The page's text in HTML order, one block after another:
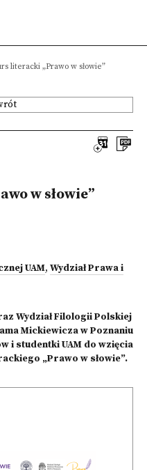
literacki „Prawo w słowie”
w słowie”
UAM, Wydział Prawa i
Wydział Filologii Polskiej
Mickiewicza w Poznaniu
i studentki UAM do wzięcia
„Prawo w słowie”.